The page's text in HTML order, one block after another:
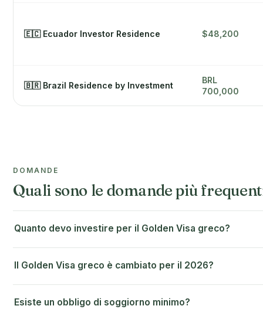
🇪🇨 Ecuador Investor Residence $48,200
🇧🇷 Brazil Residence by Investment
BRL
700,000
DOMANDE
Quali sono le domande più
Quanto devo investire per il Golden Visa greco?
Il Golden Visa greco è cambiato per il 2026?
Esiste un obbligo di soggiorno minimo?